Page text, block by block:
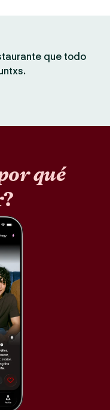
que todo
qué